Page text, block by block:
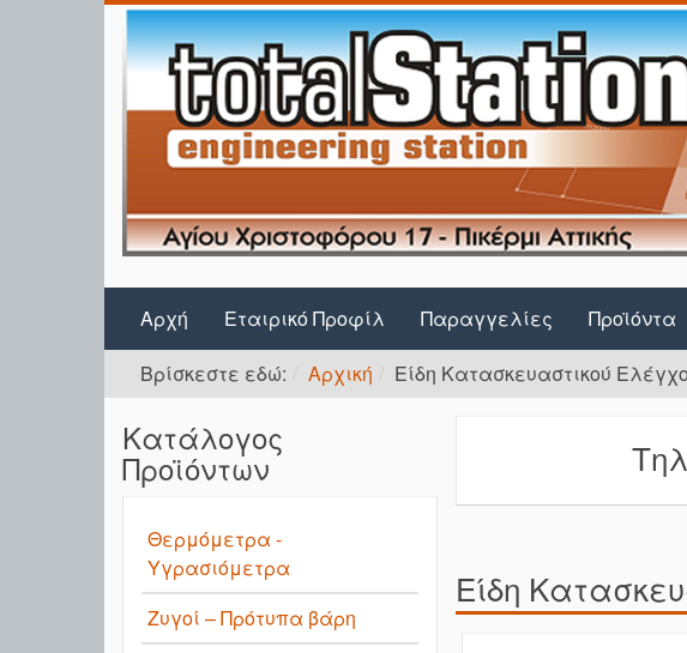
Αρχή Εταιρικό Προφίλ Παραγγελίες Προϊόντα
Βρίσκεστε εδώ:
Αρχική Είδη Κατασκευαστικού
Είδη
Κατάλογος
Προϊόντων
Θερμόμετρα -
Υγρασιόμετρα
Ζυγοί – Πρότυπα βάρη